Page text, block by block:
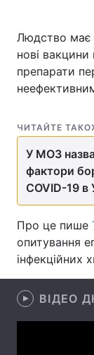
Україна
Економіка
Зброя
Здоров'я
Цікавинки
Екологія
Лонгріди
Людство має
нові вакцини
препарати
ЧИТАЙТЕ
У МОЗ
фактори
COVID-19 в
Про це пише
опитування
інфекційних
ВІДЕО